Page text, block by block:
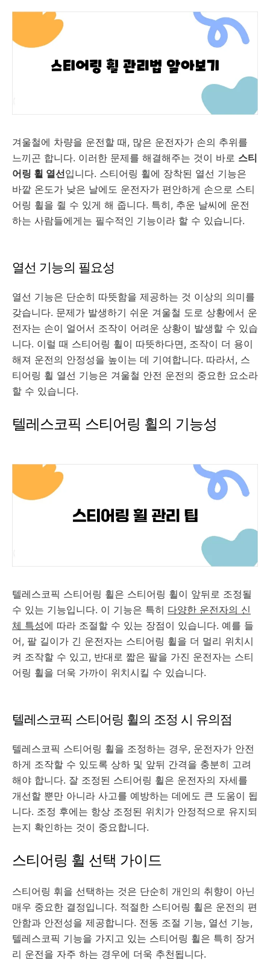
겨울철에 차량을 운전할 때, 많은 운전자가 손의 추위를
느끼곤 합니다. 이러한 문제를 해결해주는 것이 바로 스티
어링 휠 열선입니다. 스티어링 휠에 장착된 열선 기능은
바깥 온도가 낮은 날에도 운전자가 편안하게 손으로 스티
어링 휠을 쥘 수 있게 해 줍니다. 특히, 추운 날씨에 운전
하는 사람들에게는 필수적인 기능이라 할 수 있습니다.
열선 기능의 필요성
열선 기능은 단순히 따뜻함을 제공하는 것 이상의 의미를
갖습니다. 문제가 발생하기 쉬운 겨울철 도로 상황에서 운
전자는 손이 얼어서 조작이 어려운 상황이 발생할 수 있습
니다. 이럴 때 스티어링 휠이 따뜻하다면, 조작이 더 용이
해져 운전의 안정성을 높이는 데 기여합니다. 따라서, 스
티어링 휠 열선 기능은 겨울철 안전 운전의 중요한 요소라
할 수 있습니다.
텔레스코픽 스티어링 휠의 기능성
텔레스코픽 스티어링 휠은 스티어링 휠이 앞뒤로 조정될
수 있는 기능입니다. 이 기능은 특히 다양한 운전자의 신
체 특성에 따라 조절할 수 있는 장점이 있습니다. 예를 들
어, 팔 길이가 긴 운전자는 스티어링 휠을 더 멀리 위치시
켜 조작할 수 있고, 반대로 짧은 팔을 가진 운전자는 스티
어링 휠을 더욱 가까이 위치시킬 수 있습니다.
텔레스코픽 스티어링 휠의 조정 시 유의점
텔레스코픽 스티어링 휠을 조정하는 경우, 운전자가 안전
하게 조작할 수 있도록 상하 및 앞뒤 간격을 충분히 고려
해야 합니다. 잘 조정된 스티어링 휠은 운전자의 자세를
개선할 뿐만 아니라 사고를 예방하는 데에도 큰 도움이 됩
니다. 조정 후에는 항상 조정된 위치가 안정적으로 유지되
는지 확인하는 것이 중요합니다.
스티어링 휠 선택 가이드
스티어링 휘을 선택하는 것은 단순히 개인의 취향이 아닌
매우 중요한 결정입니다. 적절한 스티어링 휠은 운전의 편
안함과 안전성을 제공합니다. 전동 조절 기능, 열선 기능,
텔레스코픽 기능을 가지고 있는 스티어링 휠은 특히 장거
리 운전을 자주 하는 경우에 더욱 추천됩니다.